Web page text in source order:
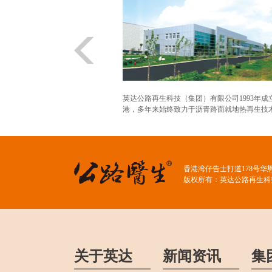
英达公路再生科技（集团）有限公司1993年成
港，多年来始终致力于沥青路面就地热再生技
香港湾仔告士打道178号华
版权所有：英达公路再生
关于英达 新闻资讯 集